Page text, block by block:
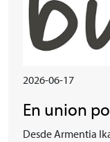
2026-06-17
En union
Desde Armentia